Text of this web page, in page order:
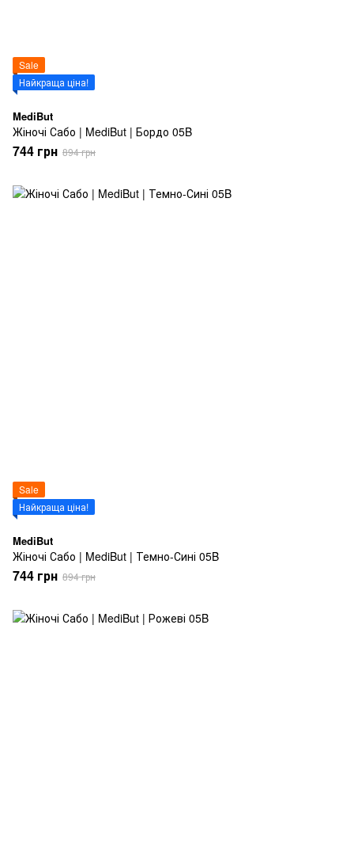
Sale
Найкраща ціна!
MediBut
Жіночі Сабо | MediBut | Бордо 05B
744 грн 894 грн
Sale
Найкраща ціна!
MediBut
Жіночі Сабо | MediBut | Темно-Сині 05B
744 грн 894 грн